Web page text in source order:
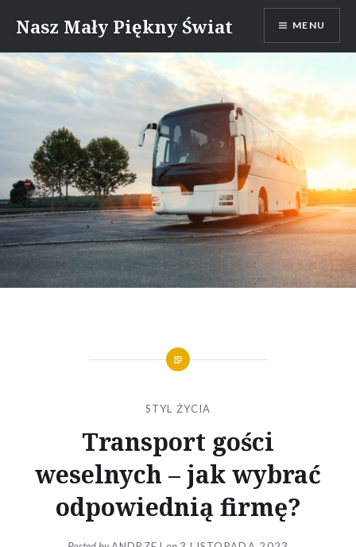
content
Nasz Mały Piękny Świat MENU
STYL ŻYCIA
Transport gości
weselnych – jak wybrać
odpowiednią firmę?